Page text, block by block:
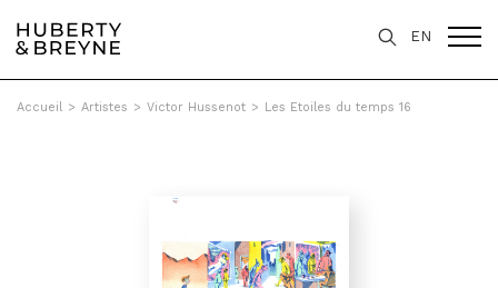
EN
Accueil > Artistes > Victor Hussenot > Les Etoiles du temps 16